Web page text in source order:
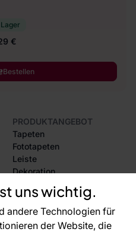
uns wichtig.
andere Technologien für
der Website, die
€
Bestellen
PRODUKTANGEBOT
Tapeten
Fototapeten
Leiste
Dekoration
Selbstklebende Folien
Zubehör
Tapetenmuster